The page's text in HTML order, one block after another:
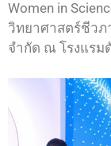
Women in
วิทยาศาสตร์ชีวภ
จำกัด ณ โรงแรม